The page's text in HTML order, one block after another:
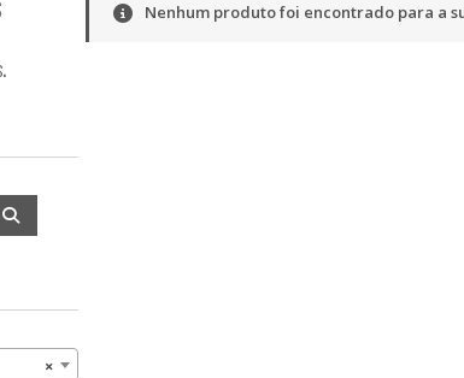
Nenhum produto foi encontrado para a
×